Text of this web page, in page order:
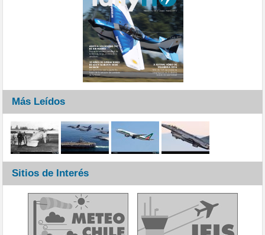
Más Leídos
Sitios de Interés